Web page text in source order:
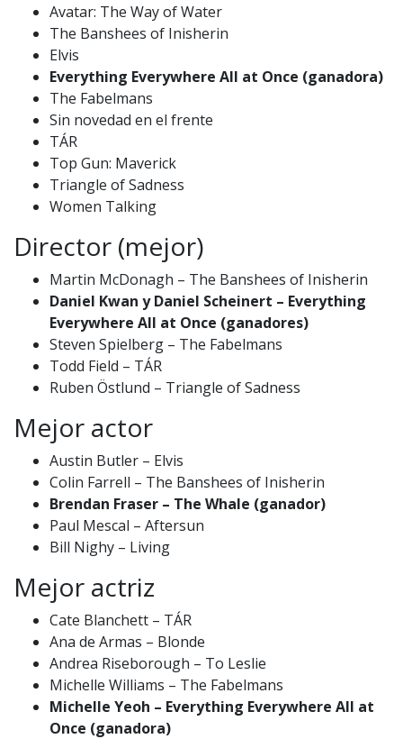
Avatar: The Way of Water
The Banshees of Inisherin
Elvis
Everything Everywhere All at Once (ganadora)
The Fabelmans
Sin novedad en el frente
TÁR
Top Gun: Maverick
Triangle of Sadness
Women Talking
Director (mejor)
Martin McDonagh – The Banshees of Inisherin
Daniel Kwan y Daniel Scheinert – Everything
Everywhere All at Once (ganadores)
Steven Spielberg – The Fabelmans
Todd Field – TÁR
Ruben Östlund – Triangle of Sadness
Mejor actor
Austin Butler – Elvis
Colin Farrell – The Banshees of Inisherin
Brendan Fraser – The Whale (ganador)
Paul Mescal – Aftersun
Bill Nighy – Living
Mejor actriz
Cate Blanchett – TÁR
Ana de Armas – Blonde
Andrea Riseborough – To Leslie
Michelle Williams – The Fabelmans
Michelle Yeoh – Everything Everywhere All at
Once (ganadora)